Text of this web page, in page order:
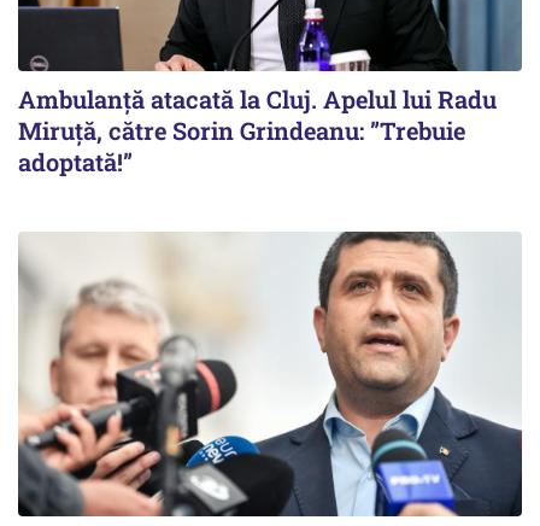
Ambulanță atacată la Cluj. Apelul lui Radu
Miruţă, către Sorin Grindeanu: ”Trebuie
adoptată!”